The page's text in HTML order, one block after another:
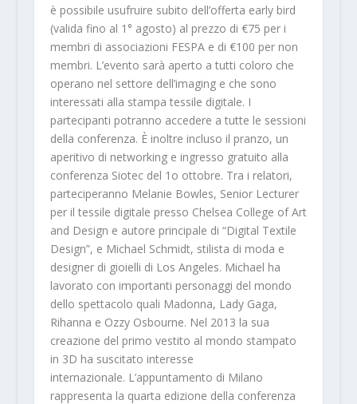
è possibile usufruire subito dell’offerta early bird
(valida fino al 1° agosto) al prezzo di €75 per i
membri di associazioni FESPA e di €100 per non
membri. L’evento sarà aperto a tutti coloro che
operano nel settore dell’imaging e che sono
interessati alla stampa tessile digitale. I
partecipanti potranno accedere a tutte le sessioni
della conferenza. È inoltre incluso il pranzo, un
aperitivo di networking e ingresso gratuito alla
conferenza Siotec del 1o ottobre. Tra i relatori,
parteciperanno Melanie Bowles, Senior Lecturer
per il tessile digitale presso Chelsea College of Art
and Design e autore principale di “Digital Textile
Design”, e Michael Schmidt, stilista di moda e
designer di gioielli di Los Angeles. Michael ha
lavorato con importanti personaggi del mondo
dello spettacolo quali Madonna, Lady Gaga,
Rihanna e Ozzy Osbourne. Nel 2013 la sua
creazione del primo vestito al mondo stampato
in 3D ha suscitato interesse
internazionale. L’appuntamento di Milano
rappresenta la quarta edizione della conferenza